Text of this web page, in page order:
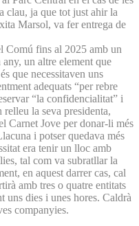
clau, ja que tot just ahir la
Marsol, va fer entrega de
Comú fins al 2025 amb un
un altre element que
que necessitaven uns
adequats “per rebre
“la confidencialitat” i
relleu la seva presidenta,
Carnet Jove per donar-li més
i potser quedava més
era tenir un lloc amb
tal com va subratllar la
en aquest darrer cas, cal
amb tres o quatre entitats
uns dies i unes hores. Caldrà
companyies.